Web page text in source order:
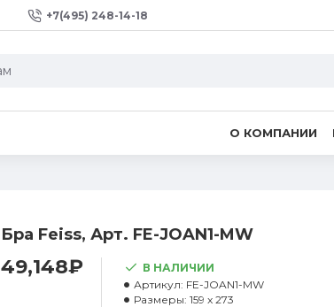
+7(495) 248-14-18
О КОМПАНИИ
Бра Feiss, Арт. FE-JOAN1-MW
49,148₽
В НАЛИЧИИ
Артикул: FE-JOAN1-MW
Размеры: 159 x 273